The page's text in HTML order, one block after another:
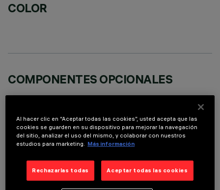
COLOR
COMPONENTES OPCIONALES
DATOS TÉCNICOS
Al hacer clic en “Aceptar todas las cookies”, usted acepta que las
cookies se guarden en su dispositivo para mejorar la navegación
del sitio, analizar el uso del mismo, y colaborar con nuestros
estudios para marketing. Más información
Rechazarlas todas Aceptar todas las cookies